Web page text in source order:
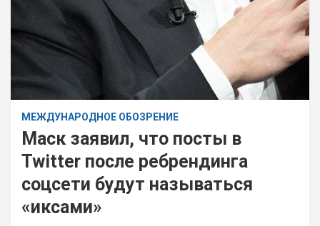
МЕЖДУНАРОДНОЕ ОБОЗРЕНИЕ
Маск заявил, что посты в
Twitter после ребрендинга
соцсети будут называться
«иксами»